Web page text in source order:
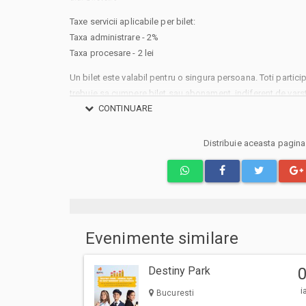
Taxe servicii aplicabile per bilet:
Taxa administrare - 2%
Taxa procesare - 2 lei
Un bilet este valabil pentru o singura persoana. Toti
trebuie sa cumpere bilet sau abonament, indiferent de
specificata gratuitate in limita de varsta).
evenimentului inscriptionate pe bilet, pentru a evita
CONTINUARE
Distribuie aceasta
Evenimente similare
Destiny Park
Bucuresti